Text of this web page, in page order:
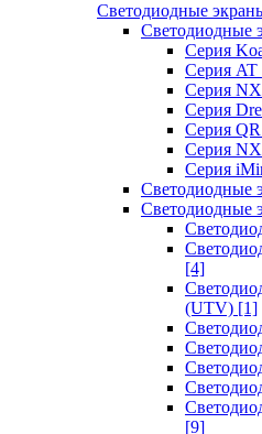
Светодиодные
Светодиодные
Cерия
Серия AT
Серия NX
Серия
Серия QR
Серия
Серия
Светодиодные
Светодиодные
[4]
(UTV) [1]
[9]